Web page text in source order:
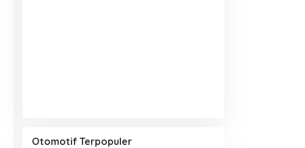
Otomotif Terpopuler